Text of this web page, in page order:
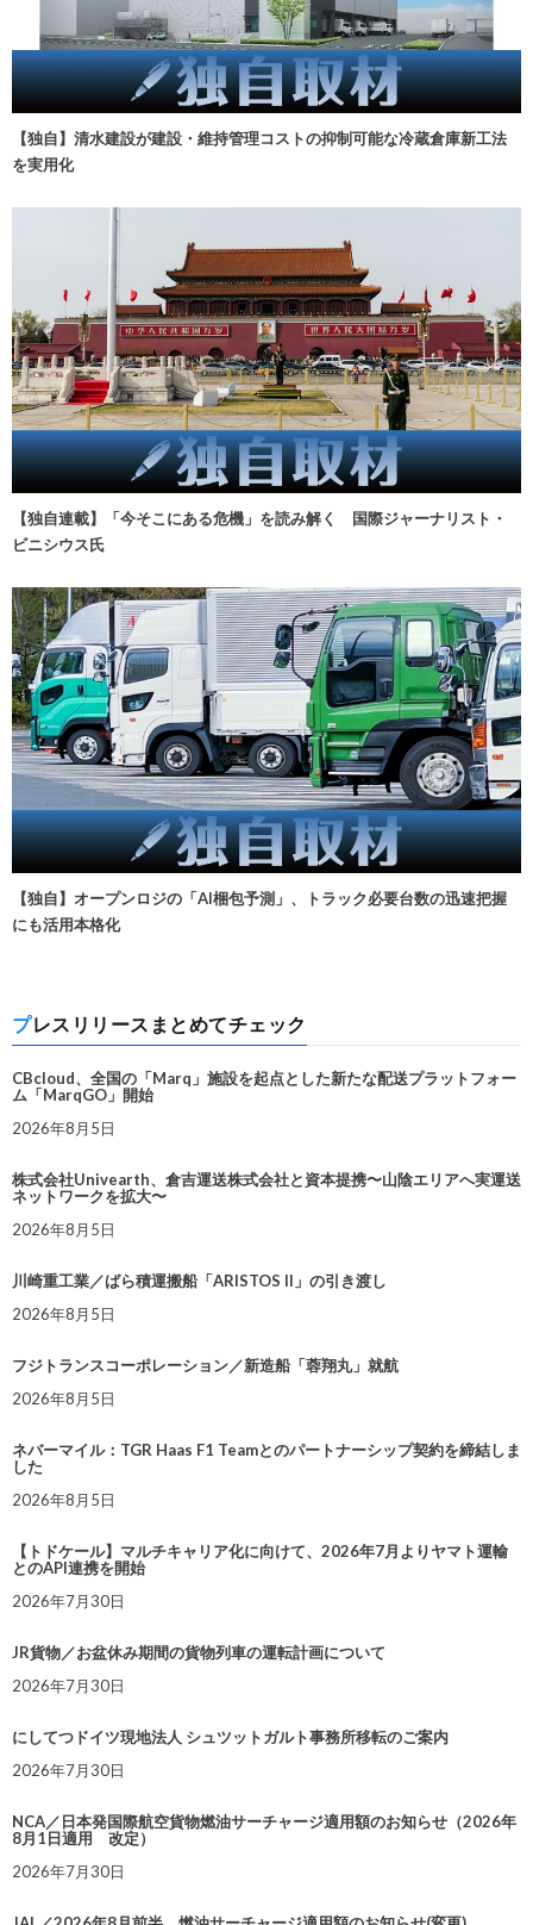
【独自】清水建設が建設・維持管理コストの抑制可能な冷蔵倉庫新工法
を実用化
【独自連載】「今そこにある危機」を読み解く 国際ジャーナリスト・
ビニシウス氏
【独自】オープンロジの「AI梱包予測」、トラック必要台数の迅速把握
にも活用本格化
プレスリリースまとめてチェック
CBcloud、全国の「Marq」施設を起点とした新たな配送プラットフォー
ム「MarqGO」開始
2026年8月5日
株式会社Univearth、倉吉運送株式会社と資本提携〜山陰エリアへ実運送
ネットワークを拡大〜
2026年8月5日
川崎重工業／ばら積運搬船「ARISTOS II」の引き渡し
2026年8月5日
フジトランスコーポレーション／新造船「蓉翔丸」就航
2026年8月5日
ネバーマイル：TGR Haas F1 Teamとのパートナーシップ契約を締結しま
した
2026年8月5日
【トドケール】マルチキャリア化に向けて、2026年7月よりヤマト運輸
とのAPI連携を開始
2026年7月30日
JR貨物／お盆休み期間の貨物列車の運転計画について
2026年7月30日
にしてつドイツ現地法人 シュツットガルト事務所移転のご案内
2026年7月30日
NCA／日本発国際航空貨物燃油サーチャージ適用額のお知らせ（2026年
8月1日適用 改定）
2026年7月30日